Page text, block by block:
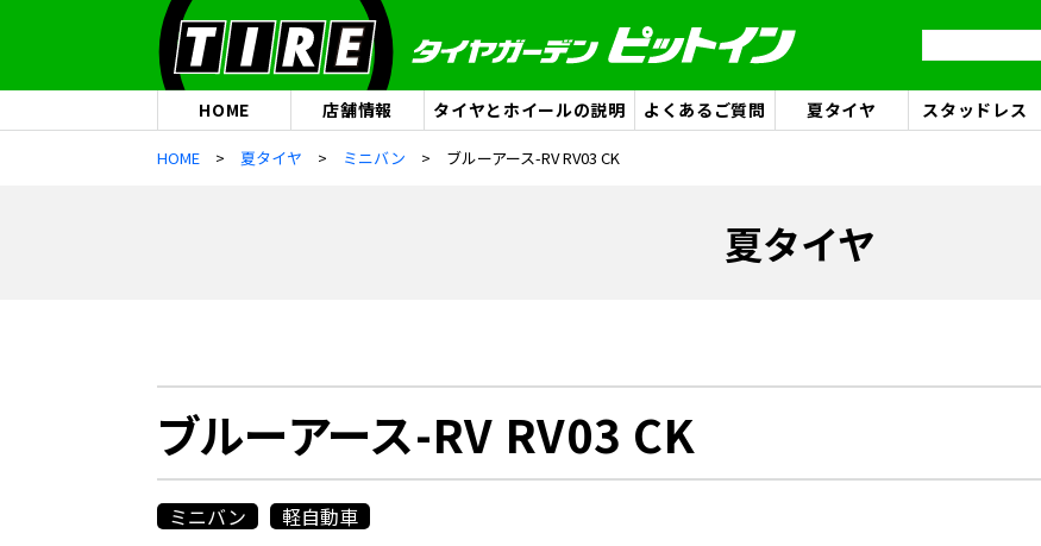
HOME 店舗情報 タイヤとホイールの説明 よくあるご質問 夏タイヤ スタッドレス
HOME 夏タイヤ ミニバン ブルーアース-RV RV03 CK
夏タイヤ
ブルーアース-RV RV03 CK
ミニバン 軽自動車